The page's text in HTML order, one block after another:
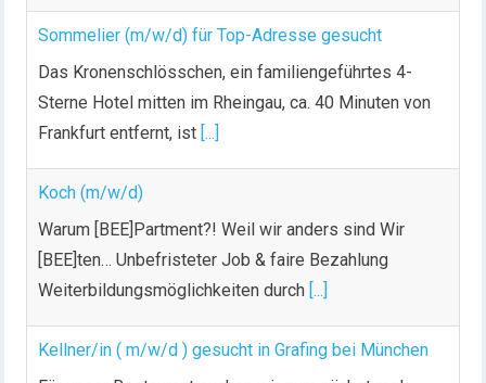
Sommelier (m/w/d) für Top-Adresse gesucht
Das Kronenschlösschen, ein familiengeführtes 4-
Sterne Hotel mitten im Rheingau, ca. 40 Minuten von
Frankfurt entfernt, ist [...]
Koch (m/w/d)
Warum [BEE]Partment?! Weil wir anders sind Wir
[BEE]ten… Unbefristeter Job & faire Bezahlung
Weiterbildungsmöglichkeiten durch [...]
Kellner/in ( m/w/d ) gesucht in Grafing bei München